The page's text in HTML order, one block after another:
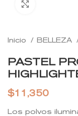
Inicio BELLEZA
PASTEL
$11,350
Los polvos